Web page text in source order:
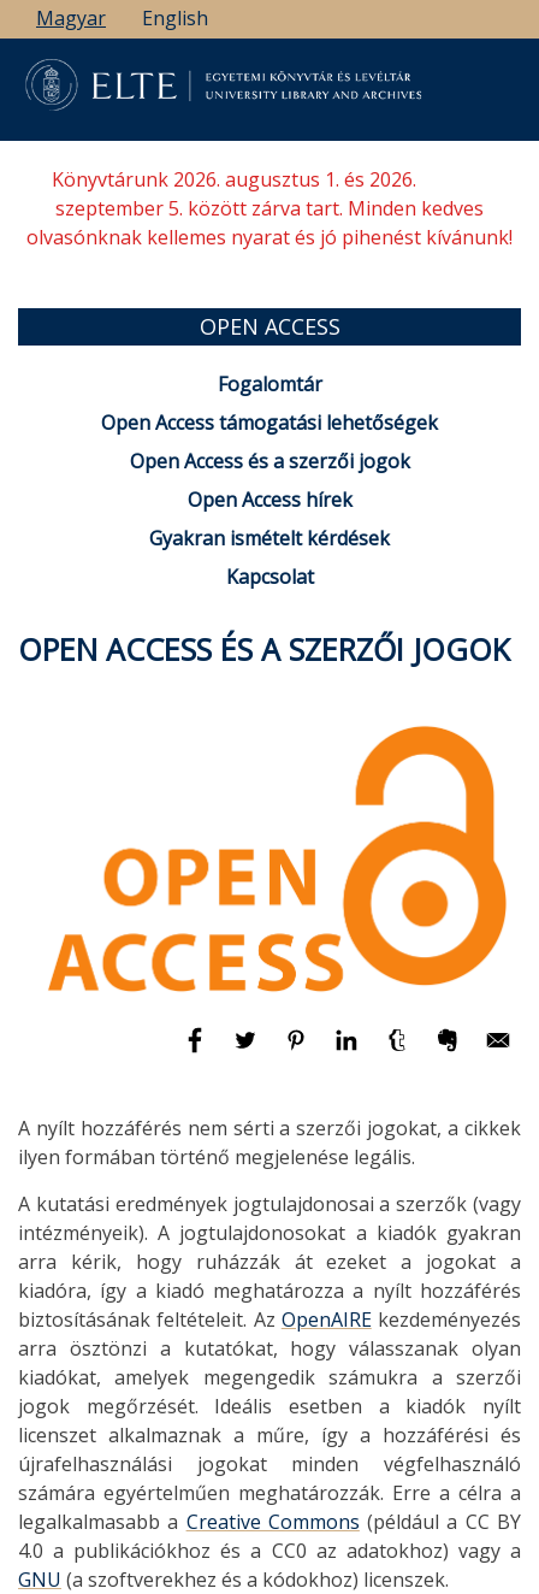
Ugrás
a
tartalomra
Magyar English
Könyvtárunk 2026. augusztus 1. és 2026.
szeptember 5. között zárva tart. Minden kedves
olvasónknak kellemes nyarat és jó pihenést kívánunk!
OPEN ACCESS
Fogalomtár
Open Access támogatási lehetőségek
Open Access és a szerzői jogok
Open Access hírek
Gyakran ismételt kérdések
Kapcsolat
OPEN ACCESS ÉS A SZERZŐI JOGOK
A nyílt hozzáférés nem sérti a szerzői jogokat, a cikkek
ilyen formában történő megjelenése legális.
A kutatási eredmények jogtulajdonosai a szerzők (vagy
intézményeik). A jogtulajdonosokat a kiadók gyakran
arra kérik, hogy ruházzák át ezeket a jogokat a
kiadóra, így a kiadó meghatározza a nyílt hozzáférés
biztosításának feltételeit. Az OpenAIREkezdeményezés
arra ösztönzi a kutatókat, hogy válasszanak olyan
kiadókat, amelyek megengedik számukra a szerzői
jogok megőrzését. Ideális esetben a kiadók nyílt
licenszet alkalmaznak a műre, így a hozzáférési és
újrafelhasználási jogokat minden végfelhasználó
számára egyértelműen meghatározzák. Erre a célra a
legalkalmasabb a Creative Commons (például a CC BY
4.0 a publikációkhoz és a CC0 az adatokhoz) vagy a
GNU (a szoftverekhez és a kódokhoz) licenszek.